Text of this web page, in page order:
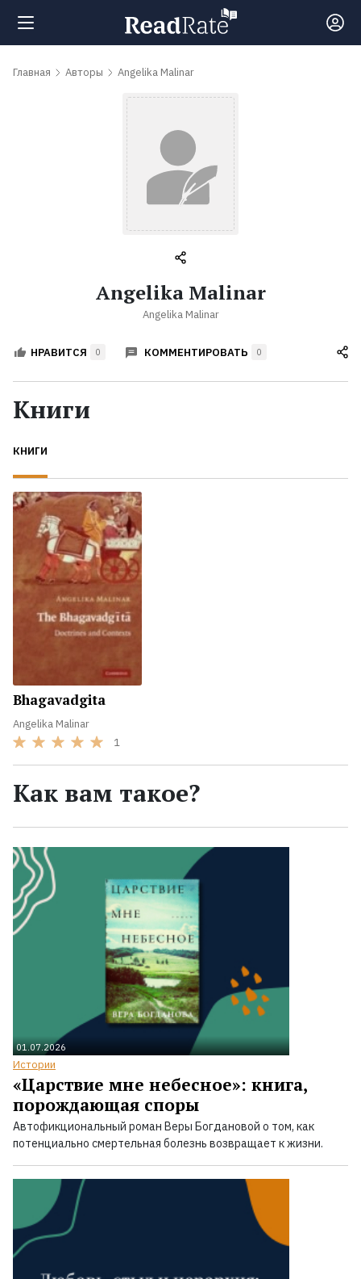
Поиск
обсуждаемые
Авторы
Жанры
Экранизации
Коллекции
Главная Авторы Angelika Malinar
Angelika Malinar
Angelika Malinar
НРАВИТСЯ 0 КОММЕНТИРОВАТЬ 0
Книги
КНИГИ
Bhagavadgita
Angelika Malinar
1
Как вам такое?
01.07.2026
Истории
«Царствие мне небесное»: книга,
порождающая споры
Автофикциональный роман Веры Богдановой о том, как
потенциально смертельная болезнь возвращает к жизни.